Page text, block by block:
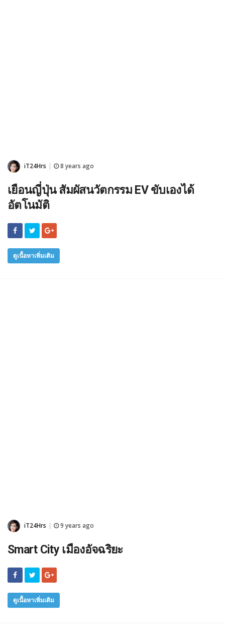
iT24Hrs 8 years ago
เยือนญี่ปุ่น สัมผัสนวัตกรรม EV ขับเองได้
อัตโนมัติ
ดูเนื้อหาเพิ่มเติม
iT24Hrs 9 years ago
Smart City เมืองอัจฉริยะ
ดูเนื้อหาเพิ่มเติม